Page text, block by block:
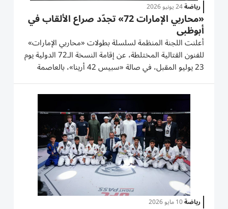
رياضة24 يونيو 2026
«محاربي الإمارات 72» تجدّد صراع الألقاب في
أبوظبي
أعلنت اللجنة المنظمة لسلسلة بطولات «محاربي الإمارات»
للفنون القتالية المختلطة، عن إقامة النسخة الـ72 الدولية يوم
23 يوليو المقبل، في صالة «سبيس 42 أرينا»، بالعاصمة
أبوظبي، ضمن فعاليات «أسبوع أبوظبي للتحدي»، الذي
يتضمن أيضاً فعاليات بطولة «يو إف سي»، في تأكيد جديد
رياضة10 مايو 2026